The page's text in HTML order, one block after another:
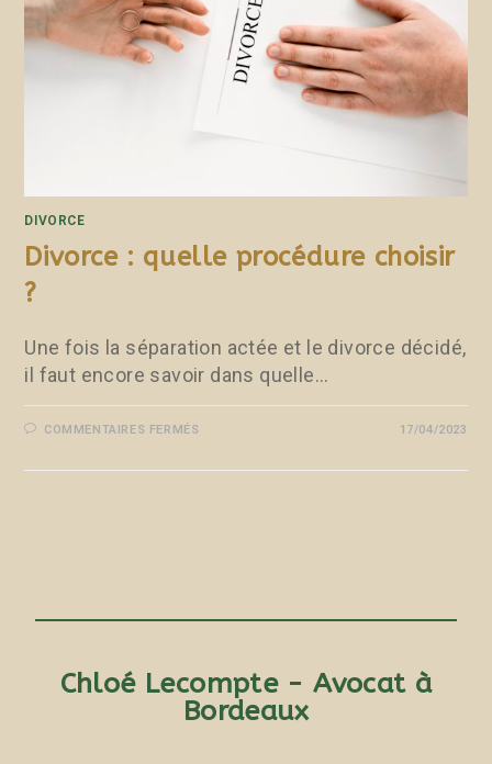
DIVORCE
Divorce : quelle procédure choisir
?
Une fois la séparation actée et le divorce décidé,
il faut encore savoir dans quelle…
COMMENTAIRES FERMÉS 17/04/2023
Chloé Lecompte - Avocat à
Bordeaux